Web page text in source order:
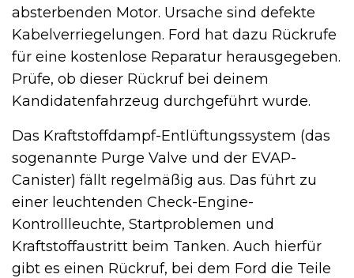
absterbenden Motor. Ursache sind defekte
Kabelverriegelungen. Ford hat dazu Rückrufe
für eine kostenlose Reparatur herausgegeben.
Prüfe, ob dieser Rückruf bei deinem
Kandidatenfahrzeug durchgeführt wurde.
Das Kraftstoffdampf-Entlüftungssystem (das
sogenannte Purge Valve und der EVAP-
Canister) fällt regelmäßig aus. Das führt zu
einer leuchtenden Check-Engine-
Kontrollleuchte, Startproblemen und
Kraftstoffaustritt beim Tanken. Auch hierfür
gibt es einen Rückruf, bei dem Ford die Teile